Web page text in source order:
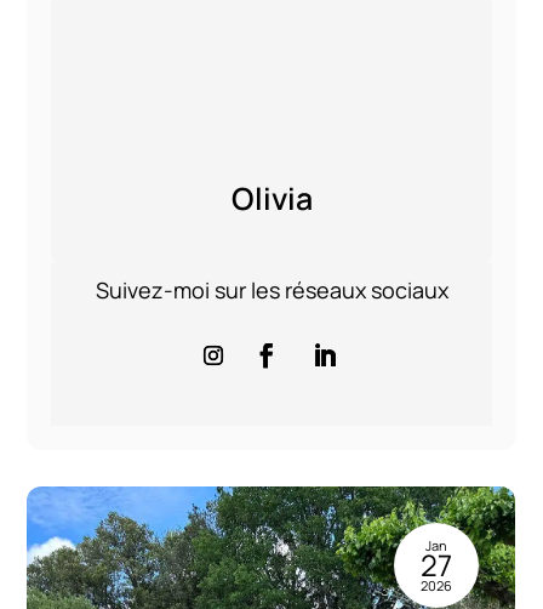
Olivia
Suivez-moi sur les réseaux sociaux
Jan
27
2026